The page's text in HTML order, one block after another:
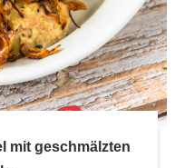
mit geschmälzten